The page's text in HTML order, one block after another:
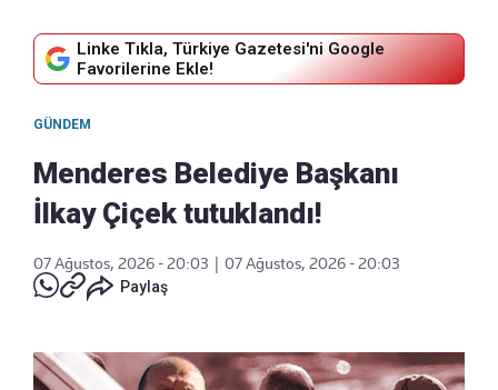
Linke Tıkla, Türkiye Gazetesi'ni Google
Favorilerine Ekle!
GÜNDEM
Menderes Belediye Başkanı
İlkay Çiçek tutuklandı!
07 Ağustos, 2026 - 20:03
07 Ağustos, 2026 - 20:03
Paylaş